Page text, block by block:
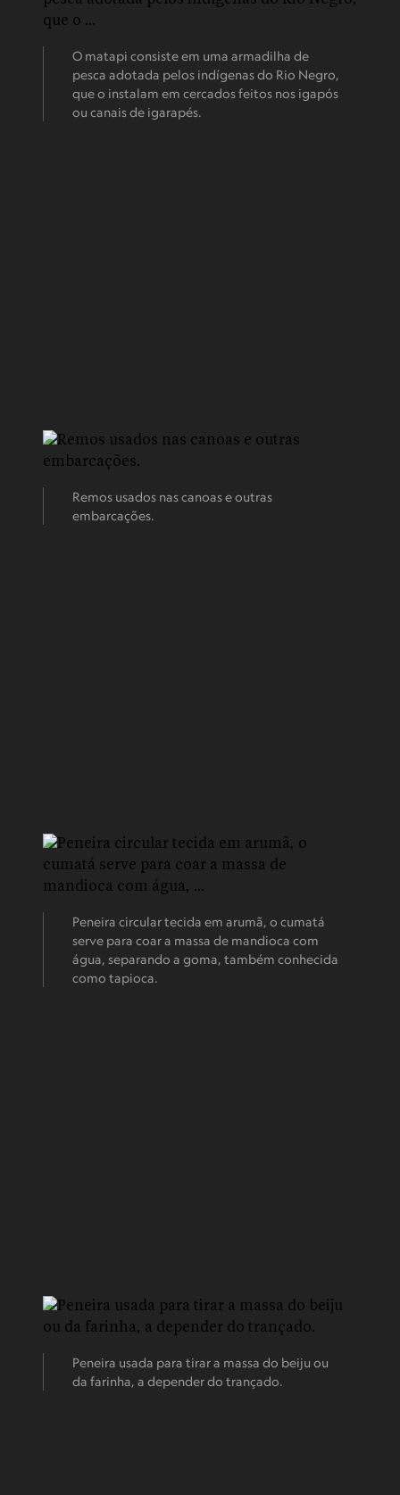
O matapi consiste em uma armadilha de
pesca adotada pelos indígenas do Rio Negro,
que o instalam em cercados feitos nos igapós
ou canais de igarapés.
Remos usados nas canoas e outras
embarcações.
Peneira circular tecida em arumã, o cumatá
serve para coar a massa de mandioca com
água, separando a goma, também conhecida
como tapioca.
Peneira usada para tirar a massa do beiju ou
da farinha, a depender do trançado.